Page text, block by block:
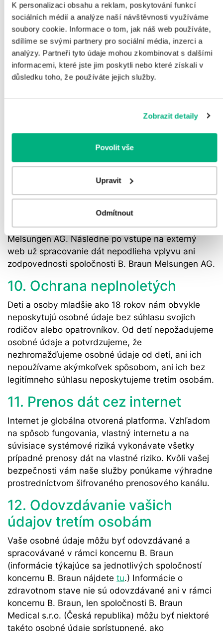
K personalizaci obsahu a reklam, poskytování funkcí
sociálních médií a analýze naší návštěvnosti využíváme
soubory cookie. Informace o tom, jak náš web používáte,
sdílíme se svými partnery pro sociální média, inzerci a
analýzy. Partneři tyto údaje mohou zkombinovat s dalšími
informacemi, které jste jim poskytli nebo které získali v
důsledku toho, že používáte jejich služby.
Zobrazit detaily
Povolit vše
Upravit
Odmítnout
V rámci nášho vzájomného obchodného vzťahu od
Vás požadujeme, aby ste nám poskytli osobné
údaje, ktoré sú potrebné na to, aby sme
zabezpečili nadviazanie a rozvoj relevantného
obchodného vzťahu a mohli sme plniť vyplývajúce
zmluvné záväzky a zhromažďovať údaje tak, ako to
9. Linky (sekundárne odkazy)
Webové stránky spoločnosti B. Braun Melsungen
AG môžu obsahovať prepojenia (linky) na webové
spoločnosť B. Braun Melsungen AG žiadny vplyv.
Kliknutím na takýto externý odkaz opúšťate sféru,
za ktorú zodpovedá spoločnosť B. Braun
Melsungen AG. Následne po vstupe na externý
web už spracovanie dát nepodlieha vplyvu ani
zodpovednosti spoločnosti B. Braun Melsungen AG.
10. Ochrana neplnoletých
Deti a osoby mladšie ako 18 rokov nám obvykle
neposkytujú osobné údaje bez súhlasu svojich
rodičov alebo opatrovníkov. Od detí nepožadujeme
osobné údaje a potvrdzujeme, že
nezhromažďujeme osobné údaje od detí, ani ich
nepoužívame akýmkoľvek spôsobom, ani ich bez
legitímneho súhlasu neposkytujeme tretím osobám.
11. Prenos dát cez internet
Internet je globálna otvorená platforma. Vzhľadom
na spôsob fungovania, vlastný internetu a na
súvisiace systémové riziká vykonávate všetky
prípadné prenosy dát na vlastné riziko. Kvôli vašej
bezpečnosti vám naše služby ponúkame výhradne
prostredníctvom šifrovaného prenosového kanálu.
12. Odovzdávanie vašich
údajov tretím osobám
Vaše osobné údaje môžu byť odovzdávané a
spracovávané v rámci koncernu B. Braun
(informácie týkajúce sa jednotlivých spoločností
koncernu B. Braun nájdete tu.) Informácie o
zdravotnom stave nie sú odovzdávané ani v rámci
koncernu B. Braun, len spoločnosti B. Braun
Medical s.r.o. (Česká republika) môžu byť niektoré
takéto osobné údaje sprístupnené, ako